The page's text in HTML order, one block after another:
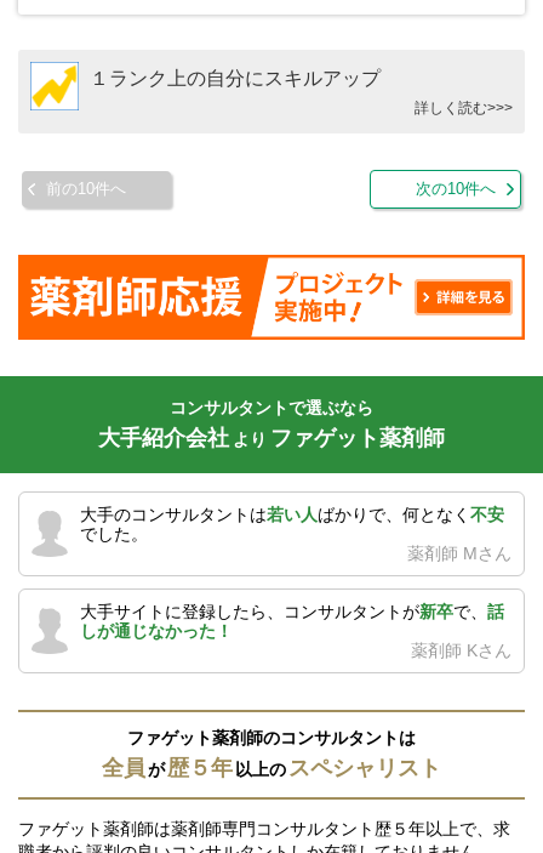
１ランク上の自分にスキルアップ
詳しく読む>>>
前の10件へ 次の10件へ
コンサルタントで選ぶなら
大手紹介会社 より ファゲット薬剤師
大手のコンサルタントは若い人ばかりで、何となく 不安
でした。
薬剤師 Mさん
大手サイトに登録したら、コンサルタントが新卒で、 話
しが通じなかった！
薬剤師 Kさん
ファゲット薬剤師のコンサルタントは
全員が歴５年以上のスペシャリスト
ファゲット薬剤師は薬剤師専門コンサルタント歴５年以上で、求